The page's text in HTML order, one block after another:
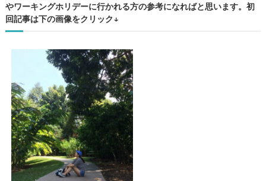
やワーキングホリデーに行かれる方の参考になればと思います。初
回記事は下の画像をクリック↓